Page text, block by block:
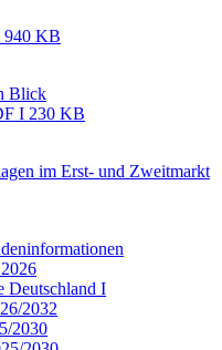
940 KB
Blick
I 230 KB
im Erst- und Zweitmarkt
Deutschland I
2032
2030